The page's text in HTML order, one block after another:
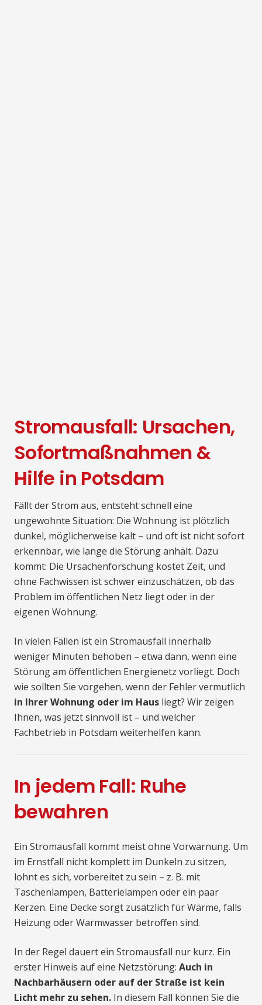
Stromausfall: Ursachen,
Sofortmaßnahmen &
Hilfe in Potsdam
Fällt der Strom aus, entsteht schnell eine
ungewohnte Situation: Die Wohnung ist plötzlich
dunkel, möglicherweise kalt – und oft ist nicht sofort
erkennbar, wie lange die Störung anhält. Dazu
kommt: Die Ursachenforschung kostet Zeit, und
ohne Fachwissen ist schwer einzuschätzen, ob das
Problem im öffentlichen Netz liegt oder in der
eigenen Wohnung.
In vielen Fällen ist ein Stromausfall innerhalb
weniger Minuten behoben – etwa dann, wenn eine
Störung am öffentlichen Energienetz vorliegt. Doch
wie sollten Sie vorgehen, wenn der Fehler vermutlich
in Ihrer Wohnung oder im Haus liegt? Wir zeigen
Ihnen, was jetzt sinnvoll ist – und welcher
Fachbetrieb in Potsdam weiterhelfen kann.
In jedem Fall: Ruhe
bewahren
Ein Stromausfall kommt meist ohne Vorwarnung. Um
im Ernstfall nicht komplett im Dunkeln zu sitzen,
lohnt es sich, vorbereitet zu sein – z. B. mit
Taschenlampen, Batterielampen oder ein paar
Kerzen. Eine Decke sorgt zusätzlich für Wärme, falls
Heizung oder Warmwasser betroffen sind.
In der Regel dauert ein Stromausfall nur kurz. Ein
erster Hinweis auf eine Netzstörung: Auch in
Nachbarhäusern oder auf der Straße ist kein
Licht mehr zu sehen. In diesem Fall können Sie die